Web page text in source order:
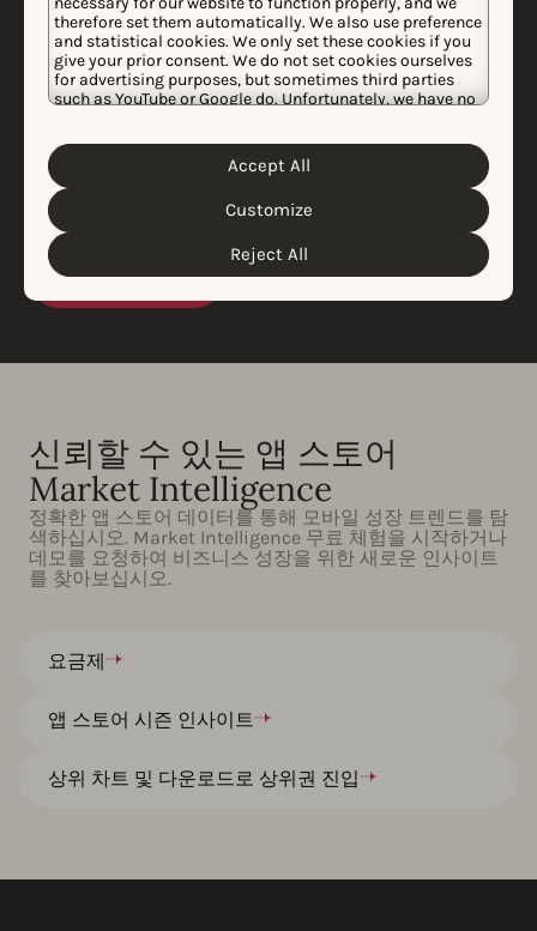
therefore set them automatically. We also use preference
and statistical cookies. We only set these cookies if you
give your prior consent. We do not set cookies ourselves
for advertising purposes, but sometimes third parties
such as YouTube or Google do. Unfortunately, we have no
personal data and the different cookies we use, please
Cookie Policy&Privacy Policy
customize your cookie settings and preferences by
clicking the “Customize” button.
Reject All
Customize
Accept All
Phiture, 선호 데이터 제공
업체로 AppTweak 선택
Phiture는 시장 최고의 앱 데이터 제공업체에 대한 광범
원하고자 AppTweak와 협력하기로 결정했습니다.
AppTweak의 강력한 데이터 기반 솔루션은 모바일 마케
팅 업계를 분석하는 데 있어 그 정확도가 아주 높습니다.
자세히 알아보기
신뢰할 수 있는 앱 스토어
Market Intelligence
정확한 앱 스토어 데이터를 통해 모바일 성장 트렌드를 탐
색하십시오. Market Intelligence 무료 체험을 시작하거나
데모를 요청하여 비즈니스 성장을 위한 새로운 인사이트
를 찾아보십시오.
요금제
앱 스토어 시즌 인사이트
상위 차트 및 다운로드로 상위권 진입